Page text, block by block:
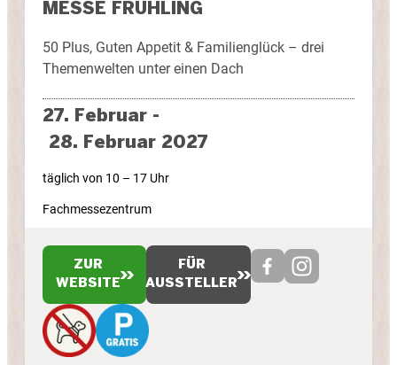
MESSE FRÜHLING
50 Plus, Guten Appetit & Familienglück – drei
Themenwelten unter einen Dach
27. Februar -
28. Februar 2027
täglich von 10 – 17 Uhr
Fachmessezentrum
ZUR
WEBSITE
FÜR
AUSSTELLER